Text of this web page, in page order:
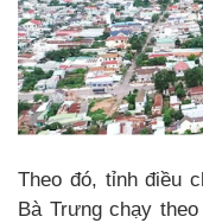
Theo đó, tỉnh điều
Bà Trưng chạy